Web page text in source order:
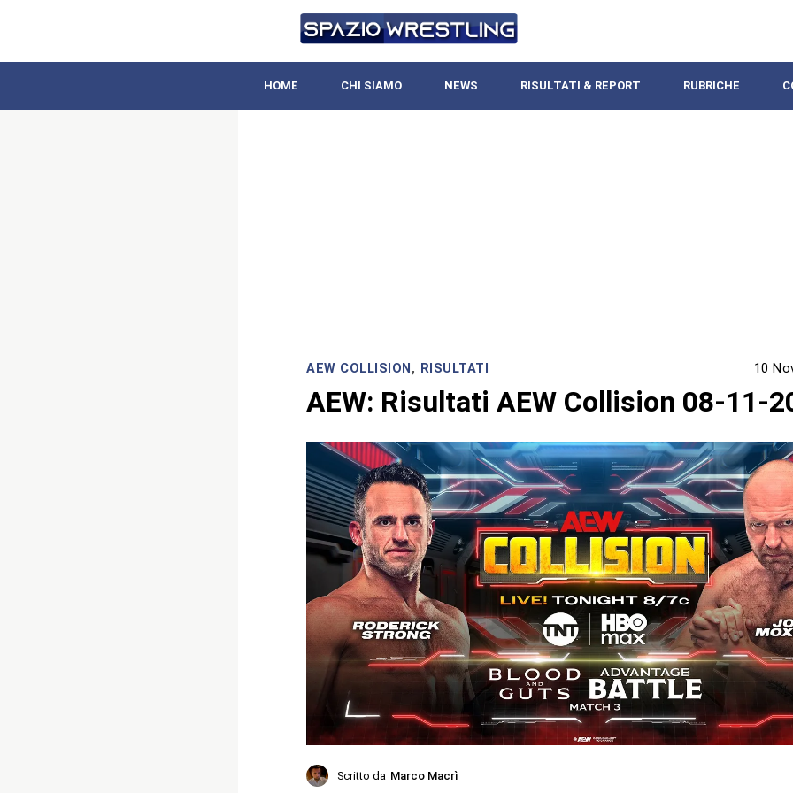
HOME CHI SIAMO NEWS RISULTATI & REPORT RUBRICHE
AEW COLLISION, RISULTATI 10
AEW: Risultati AEW Collision 08-11-
Scritto da Marco Macrì